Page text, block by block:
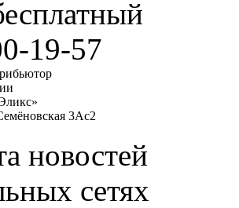
19-57
3Ас2
новостей
сетях